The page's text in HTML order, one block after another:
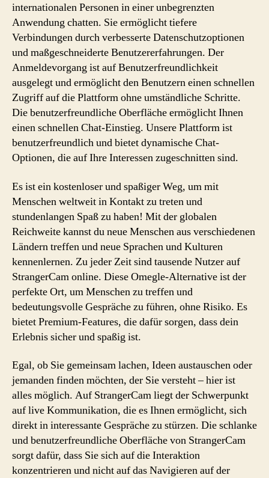
internationalen Personen in einer unbegrenzten
Anwendung chatten. Sie ermöglicht tiefere
Verbindungen durch verbesserte Datenschutzoptionen
und maßgeschneiderte Benutzererfahrungen. Der
Anmeldevorgang ist auf Benutzerfreundlichkeit
ausgelegt und ermöglicht den Benutzern einen schnellen
Zugriff auf die Plattform ohne umständliche Schritte.
Die benutzerfreundliche Oberfläche ermöglicht Ihnen
einen schnellen Chat-Einstieg. Unsere Plattform ist
benutzerfreundlich und bietet dynamische Chat-
Optionen, die auf Ihre Interessen zugeschnitten sind.
Es ist ein kostenloser und spaßiger Weg, um mit
Menschen weltweit in Kontakt zu treten und
stundenlangen Spaß zu haben! Mit der globalen
Reichweite kannst du neue Menschen aus verschiedenen
Ländern treffen und neue Sprachen und Kulturen
kennenlernen. Zu jeder Zeit sind tausende Nutzer auf
StrangerCam online. Diese Omegle-Alternative ist der
perfekte Ort, um Menschen zu treffen und
bedeutungsvolle Gespräche zu führen, ohne Risiko. Es
bietet Premium-Features, die dafür sorgen, dass dein
Erlebnis sicher und spaßig ist.
Egal, ob Sie gemeinsam lachen, Ideen austauschen oder
jemanden finden möchten, der Sie versteht – hier ist
alles möglich. Auf StrangerCam liegt der Schwerpunkt
auf live Kommunikation, die es Ihnen ermöglicht, sich
direkt in interessante Gespräche zu stürzen. Die schlanke
und benutzerfreundliche Oberfläche von StrangerCam
sorgt dafür, dass Sie sich auf die Interaktion
konzentrieren und nicht auf das Navigieren auf der